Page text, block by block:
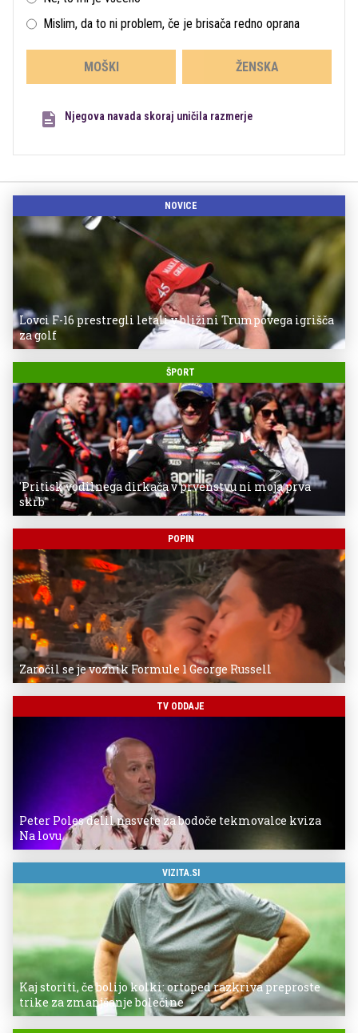
Mislim, da to ni problem, če je brisača redno oprana
MOŠKI ŽENSKA
Njegova navada skoraj uničila razmerje
NOVICE
Lovci F-16 prestregli letali v bližini Trumpovega igrišča
za golf
ŠPORT
'Pritisk vodilnega dirkača v prvenstvu ni moja prva
skrb'
POPIN
Zaročil se je voznik Formule 1 George Russell
TV ODDAJE
Peter Poles delil nasvete za bodoče tekmovalce kviza
Na lovu
VIZITA.SI
Kaj storiti, če bolijo kolki: ortoped razkriva preproste
trike za zmanjšanje bolečine